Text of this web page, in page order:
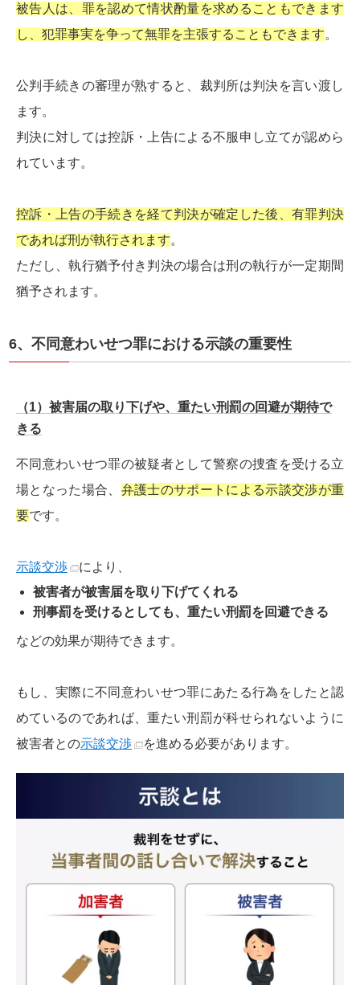
被告人は、罪を認めて情状酌量を求めることもできます
し、犯罪事実を争って無罪を主張することもできます。
公判手続きの審理が熟すると、裁判所は判決を言い渡し
ます。
判決に対しては控訴・上告による不服申し立てが認めら
れています。
控訴・上告の手続きを経て判決が確定した後、有罪判決
であれば刑が執行されます。
ただし、執行猶予付き判決の場合は刑の執行が一定期間
猶予されます。
6、不同意わいせつ罪における示談の重要性
（1）被害届の取り下げや、重たい刑罰の回避が期待で
きる
不同意わいせつ罪の被疑者として警察の捜査を受ける立
場となった場合、 弁護士のサポートによる示談交渉が重
要です。
示談交渉
により、
被害者が被害届を取り下げてくれる
刑事罰を受けるとしても、重たい刑罰を回避できる
などの効果が期待できます。
もし、実際に不同意わいせつ罪にあたる行為をしたと認
めているのであれば、重たい刑罰が科せられないように
被害者との示談交渉 を進める必要があります。